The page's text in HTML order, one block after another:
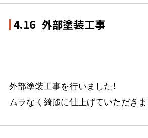
4.16 外部塗装工事
外部塗装工事を行いました！
ムラなく綺麗に仕上げていただきま